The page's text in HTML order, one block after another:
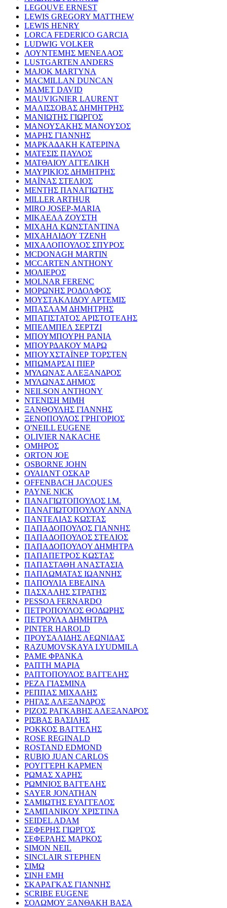
LEGOUVE ERNEST
LEWIS GREGORY MATTHEW
LEWIS HENRY
LORCA FEDERICO GARCIA
LUDWIG VOLKER
ΛΟΥΝΤΕΜΗΣ ΜΕΝΕΛΑΟΣ
LUSTGARTEN ANDERS
MAJOK MARTYNA
MACMILLAN DUNCAN
MAMET DAVID
MAUVIGNIER LAURENT
ΜΑΛΙΣΣΟΒΑΣ ΔΗΜΗΤΡΗΣ
ΜΑΝΙΩΤΗΣ ΓΙΩΡΓΟΣ
ΜΑΝΟΥΣΑΚΗΣ ΜΑΝΟΥΣΟΣ
ΜΑΡΗΣ ΓΙΑΝΝΗΣ
ΜΑΡΚΑΔΑΚΗ ΚΑΤΕΡΙΝΑ
ΜΑΤΕΣΙΣ ΠΑΥΛΟΣ
ΜΑΤΘΑΙΟΥ ΑΓΓΕΛΙΚΗ
ΜΑΥΡΙΚΙΟΣ ΔΗΜΗΤΡΗΣ
ΜΑΪΝΑΣ ΣΤΕΛΙΟΣ
ΜΕΝΤΗΣ ΠΑΝΑΓΙΩΤΗΣ
MILLER ARTHUR
MIRO JOSEP-MARIA
ΜΙΚΑΕΛΑ ΖΟΥΣΤΗ
ΜΙΧΑΗΛ ΚΩΝΣΤΑΝΤΙΝΑ
ΜΙΧΑΗΛΙΔΟΥ ΤΖΕΝΗ
ΜΙΧΑΛΟΠΟΥΛΟΣ ΣΠΥΡΟΣ
MCDONAGH MARTIN
MCCARTEN ANTHONY
ΜΟΛΙΕΡΟΣ
MOLNAR FERENC
ΜΟΡΩΝΗΣ ΡΟΔΟΛΦΟΣ
ΜΟΥΣΤΑΚΛΙΔΟΥ ΑΡΤΕΜΙΣ
ΜΠΑΣΛΑΜ ΔΗΜΗΤΡΗΣ
ΜΠΑΤΙΣΤΑΤΟΣ ΑΡΙΣΤΟΤΕΛΗΣ
ΜΠΕΛΜΠΕΛ ΣΕΡΤΖΙ
ΜΠΟΥΜΠΟΥΡΗ ΡΑΝΙΑ
ΜΠΟΥΡΔΑΚΟΥ ΜΑΡΩ
ΜΠΟΥΧΣΤΑΪΝΕΡ ΤΟΡΣΤΕΝ
ΜΠΩΜΑΡΣΑΙ ΠΙΕΡ
ΜΥΛΩΝΑΣ ΑΛΕΞΑΝΔΡΟΣ
ΜΥΛΩΝΑΣ ΔΗΜΟΣ
NEILSON ANTHONY
ΝΤΕΝΙΣΗ ΜΙΜΗ
ΞΑΝΘΟΥΛΗΣ ΓΙΑΝΝΗΣ
ΞΕΝΟΠΟΥΛΟΣ ΓΡΗΓΟΡΙΟΣ
O'NEILL EUGENE
OLIVIER NAKACHE
ΟΜΗΡΟΣ
ORTON JOE
OSBORNE JOHN
ΟΥΑΙΛΝΤ ΟΣΚΑΡ
OFFENBACH JACQUES
PAYNE NICK
ΠΑΝΑΓΙΩΤΟΠΟΥΛΟΣ Ι.Μ.
ΠΑΝΑΓΙΩΤΟΠΟΥΛΟΥ ΑΝΝΑ
ΠΑΝΤΕΛΙΑΣ ΚΩΣΤΑΣ
ΠΑΠΑΔΟΠΟΥΛΟΣ ΓΙΑΝΝΗΣ
ΠΑΠΑΔΟΠΟΥΛΟΣ ΣΤΕΛΙΟΣ
ΠΑΠΑΔΟΠΟΥΛΟΥ ΔΗΜΗΤΡΑ
ΠΑΠΑΠΕΤΡΟΣ ΚΩΣΤΑΣ
ΠΑΠΑΣΤΑΘΗ ΑΝΑΣΤΑΣΙΑ
ΠΑΠΛΩΜΑΤΑΣ ΙΩΑΝΝΗΣ
ΠΑΠΟΥΛΙΑ ΕΒΕΛΙΝΑ
ΠΑΣΧΑΛΗΣ ΣΤΡΑΤΗΣ
PESSOA FERNARDO
ΠΕΤΡΟΠΟΥΛΟΣ ΘΟΔΩΡΗΣ
ΠΕΤΡΟΥΛΑ ΔΗΜΗΤΡΑ
PINTER HAROLD
ΠΡΟΥΣΑΛΙΔΗΣ ΛΕΩΝΙΔΑΣ
RAZUMOVSKAYA LYUDMILA
ΡΑΜΕ ΦΡΑΝΚΑ
ΡΑΠΤΗ ΜΑΡΙΑ
ΡΑΠΤΟΠΟΥΛΟΣ ΒΑΓΓΕΛΗΣ
ΡΕΖΑ ΓΙΑΣΜΙΝΑ
ΡΕΠΠΑΣ ΜΙΧΑΛΗΣ
ΡΗΓΑΣ ΑΛΕΞΑΝΔΡΟΣ
ΡΙΖΟΣ ΡΑΓΚΑΒΗΣ ΑΛΕΞΑΝΔΡΟΣ
ΡΙΣΒΑΣ ΒΑΣΙΛΗΣ
ΡΟΚΚΟΣ ΒΑΓΓΕΛΗΣ
ROSE REGINALD
ROSTAND EDMOND
RUBIO JUAN CARLOS
ΡΟΥΓΓΕΡΗ ΚΑΡΜΕΝ
ΡΩΜΑΣ ΧΑΡΗΣ
ΡΩΜΝΙΟΣ ΒΑΓΓΕΛΗΣ
SAYER JONATHAN
ΣΑΜΙΩΤΗΣ ΕΥΑΓΓΕΛΟΣ
ΣΑΜΠΑΝΙΚΟΥ ΧΡΙΣΤΙΝΑ
SEIDEL ADAM
ΣΕΦΕΡΗΣ ΓΙΩΡΓΟΣ
ΣΕΦΕΡΛΗΣ ΜΑΡΚΟΣ
SIMON NEIL
SINCLAIR STEPHEN
ΣΙΜΩ
ΣΙΝΗ ΕΜΗ
ΣΚΑΡΑΓΚΑΣ ΓΙΑΝΝΗΣ
SCRIBE EUGENE
ΣΟΛΩΜΟΥ ΞΑΝΘΑΚΗ ΒΑΣΑ